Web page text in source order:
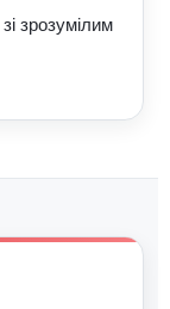
зрозумілим